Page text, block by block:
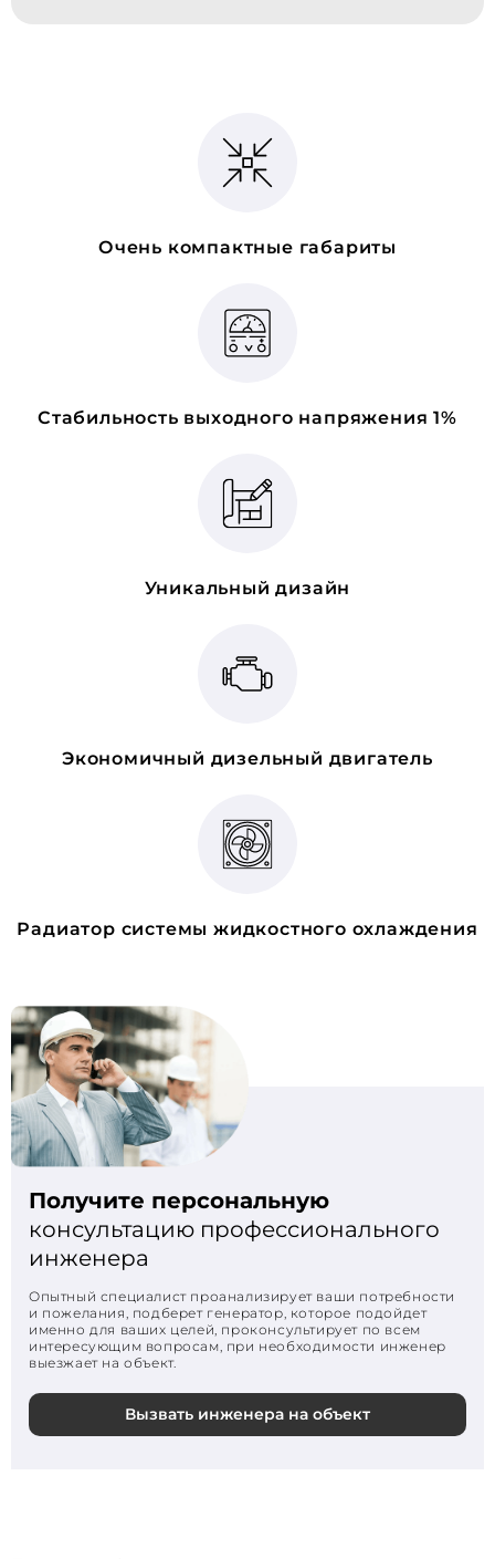
Очень компактные габариты
Стабильность выходного напряжения 1%
Уникальный дизайн
Экономичный дизельный двигатель
Радиатор системы жидкостного охлаждения
Получите персональную
консультацию профессионального
инженера
Опытный специалист проанализирует ваши потребности
и пожелания, подберет генератор, которое подойдет
именно для ваших целей, проконсультирует по всем
интересующим вопросам, при необходимости инженер
выезжает на объект.
Вызвать инженера на объект